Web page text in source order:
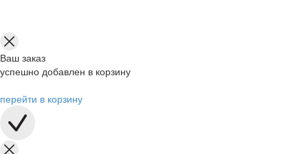
Ваш заказ
успешно добавлен в корзину
перейти в корзину